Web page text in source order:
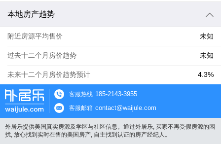
本地房产趋势
附近房源平均售价 未知
过去十二个月房价趋势 未知
未来十二个月房价趋势预计 4.3%
客服热线 185-2143-3955
客服邮箱 contact@waijule.com
外居乐提供美国真实房源及学区与社区信息。通过外居乐, 买家不再受假房源的困
扰, 放心找到实时在售的美国房产, 自主找到认证的房产经纪人。